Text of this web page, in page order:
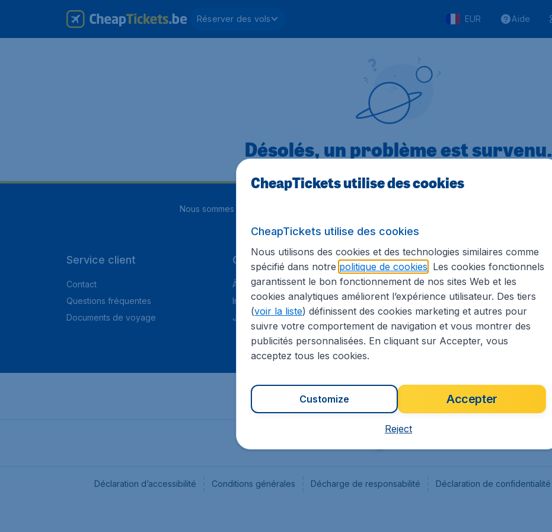
Réserver des vols EUR Aide
Désolés, un problème est survenu.
Nous sommes notés
Service client
Contact
Questions fréquentes
Documents de voyage
CheapTickets.be
À propos
Information Légale
Jobs
Sites internationaux
Flugladen.de
CheapTickets.ch
CheapTickets.sg
CheapTickets.nl
Déclaration d’accessibilité Conditions générales Décharge de responsabilité Déclaration de confidentialité
CheapTickets utilise des cookies
CheapTickets utilise des cookies
Nous utilisons des cookies et des technologies similaires comme
spécifié dans notre politique de cookies . Les cookies fonctionnels
garantissent le bon fonctionnement de nos sites Web et les
cookies analytiques améliorent l’expérience utilisateur. Des tiers
(voir la liste) définissent des cookies marketing et autres pour
suivre votre comportement de navigation et vous montrer des
publicités personnalisées. En cliquant sur Accepter, vous
acceptez tous les cookies.
Accepter
Customize
Reject